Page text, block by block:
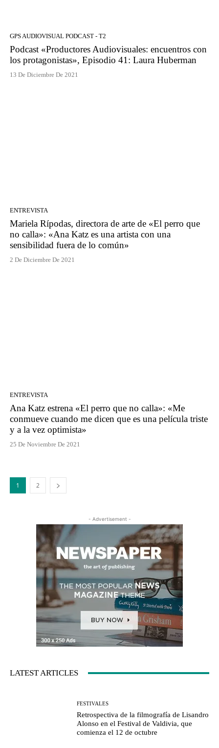
GPS AUDIOVISUAL PODCAST - T2
Podcast «Productores Audiovisuales: encuentros con
los protagonistas», Episodio 41: Laura Huberman
13 De Diciembre De 2021
ENTREVISTA
Mariela Rípodas, directora de arte de «El perro que
no calla»: «Ana Katz es una artista con una
sensibilidad fuera de lo común»
2 De Diciembre De 2021
ENTREVISTA
Ana Katz estrena «El perro que no calla»: «Me
conmueve cuando me dicen que es una película triste
y a la vez optimista»
25 De Noviembre De 2021
1 2
- Advertisement -
LATEST ARTICLES
FESTIVALES
Retrospectiva de la filmografía de Lisandro
Alonso en el Festival de Valdivia, que
comienza el 12 de octubre